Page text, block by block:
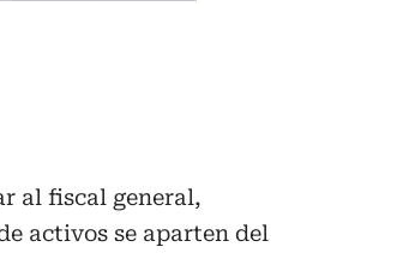
al fiscal general,
activos se aparten del